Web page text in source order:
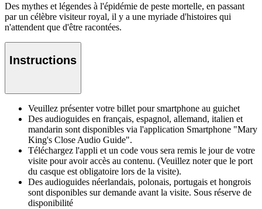
Des mythes et légendes à l'épidémie de peste mortelle, en passant
par un célèbre visiteur royal, il y a une myriade d'histoires qui
n'attendent que d'être racontées.
Instructions
Veuillez présenter votre billet pour smartphone au guichet
Des audioguides en français, espagnol, allemand, italien et
mandarin sont disponibles via l'application Smartphone "Mary
King's Close Audio Guide".
Téléchargez l'appli et un code vous sera remis le jour de votre
visite pour avoir accès au contenu. (Veuillez noter que le port
du casque est obligatoire lors de la visite).
Des audioguides néerlandais, polonais, portugais et hongrois
sont disponibles sur demande avant la visite. Sous réserve de
disponibilité